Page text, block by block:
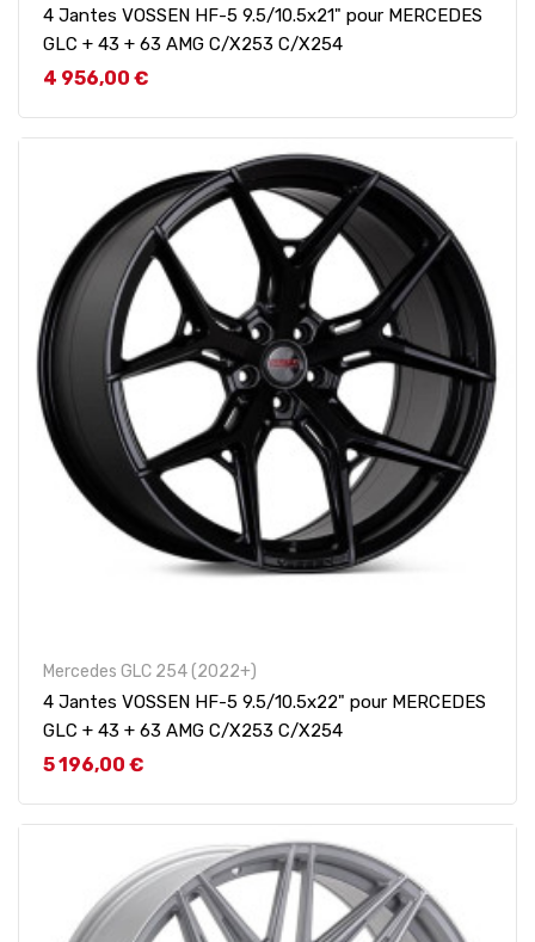
4 Jantes VOSSEN HF-5 9.5/10.5x21" pour MERCEDES
GLC + 43 + 63 AMG C/X253 C/X254
Prix
4 956,00 €
Mercedes GLC 254 (2022+)
4 Jantes VOSSEN HF-5 9.5/10.5x22" pour MERCEDES
GLC + 43 + 63 AMG C/X253 C/X254
Prix
5 196,00 €